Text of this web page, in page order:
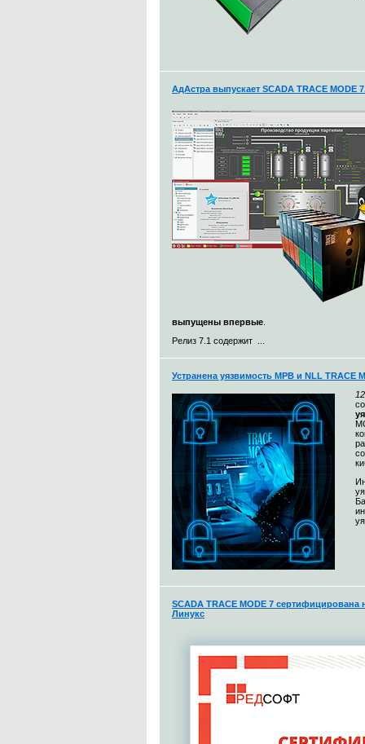
АдАстра выпускает SCADA TRACE MODE
выпущены впервые
Релиз 7.1 содержит ...
Устранена уязвимость МРВ и NLL TRACE
SCADA TRACE MODE 7
Линукс